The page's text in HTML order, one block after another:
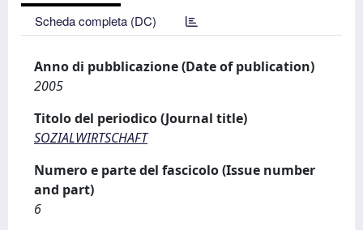
Scheda completa (DC)
Anno di pubblicazione (Date of publication)
2005
Titolo del periodico (Journal title)
SOZIALWIRTSCHAFT
Numero e parte del fascicolo (Issue number
and part)
6